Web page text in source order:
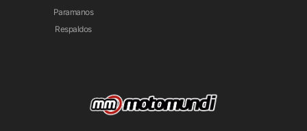
Paramanos
Respaldos